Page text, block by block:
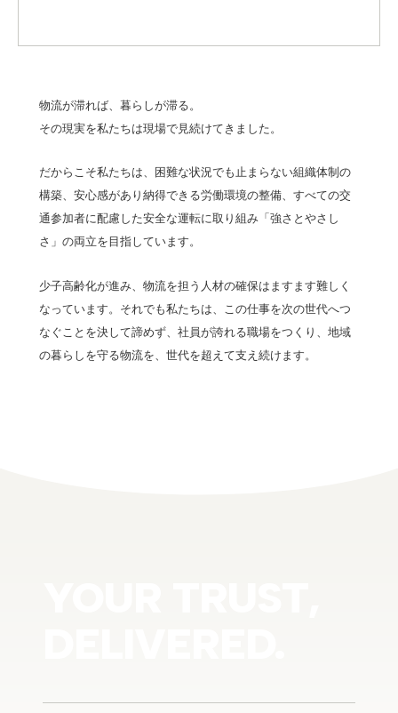
物流が滞れば、暮らしが滞る。
その現実を私たちは現場で見続けてきました。
だからこそ私たちは、困難な状況でも止まらない組織体制の
構築、安心感があり納得できる労働環境の整備、すべての交
通参加者に配慮した安全な運転に取り組み「強さとやさし
さ」の両立を目指しています。
少子高齢化が進み、物流を担う人材の確保はますます難しく
なっています。それでも私たちは、この仕事を次の世代へつ
なぐことを決して諦めず、社員が誇れる職場をつくり、地域
の暮らしを守る物流を、世代を超えて支え続けます。